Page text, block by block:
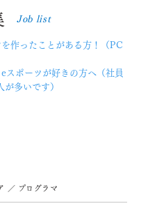
Job list
作ったことがある方！（PC
スポーツが好きの方へ（社員
が多いです）
／ プログラマ